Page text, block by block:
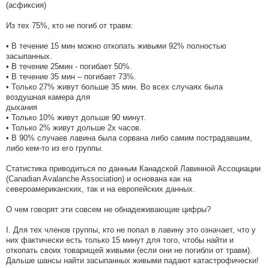
(асфиксия)
Из тех 75%, кто не погиб от травм:
• В течение 15 мин можно откопать живыми 92% полностью
засыпанных.
• В течение 25мин - погибает 50%.
• В течение 35 мин – погибает 73%.
• Только 27% живут больше 35 мин. Во всех случаях была
воздушная камера для
дыхания
• Только 10% живут дольше 90 минут.
• Только 2% живут дольше 2х часов.
• В 90% случаев лавина была сорвана либо самим пострадавшим,
либо кем-то из его группы.
Статистика приводиться по данным Канадской Лавинной Ассоциации
(Canadian Avalanche Association) и основана как на
североамериканских, так и на европейских данных.
О чем говорят эти совсем не обнадеживающие цифры?
I. Для тех членов группы, кто не попал в лавину это означает, что у
них фактически есть только 15 минут для того, чтобы найти и
откопать своих товарищей живыми (если они не погибли от травм).
Дальше шансы найти засыпанных живыми падают катастрофически!